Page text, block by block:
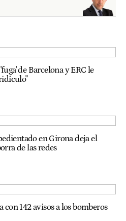
de Barcelona y ERC le
en Girona deja el
de las redes
142 avisos a los bomberos